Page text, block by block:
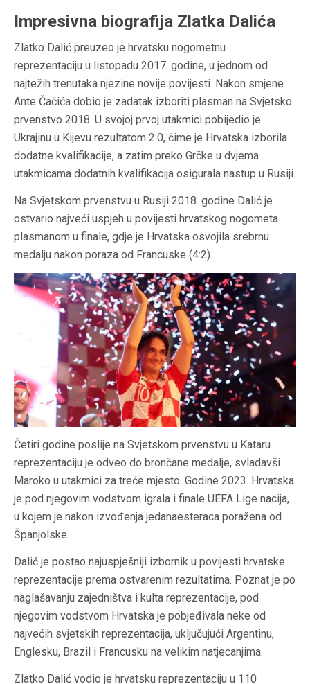
Impresivna biografija Zlatka Dalića
Zlatko Dalić preuzeo je hrvatsku nogometnu
reprezentaciju u listopadu 2017. godine, u jednom od
najtežih trenutaka njezine novije povijesti. Nakon smjene
Ante Čačića dobio je zadatak izboriti plasman na Svjetsko
prvenstvo 2018. U svojoj prvoj utakmici pobijedio je
Ukrajinu u Kijevu rezultatom 2:0, čime je Hrvatska izborila
dodatne kvalifikacije, a zatim preko Grčke u dvjema
utakmicama dodatnih kvalifikacija osigurala nastup u Rusiji.
Na Svjetskom prvenstvu u Rusiji 2018. godine Dalić je
ostvario najveći uspjeh u povijesti hrvatskog nogometa
plasmanom u finale, gdje je Hrvatska osvojila srebrnu
medalju nakon poraza od Francuske (4:2).
Četiri godine poslije na Svjetskom prvenstvu u Kataru
reprezentaciju je odveo do brončane medalje, svladavši
Maroko u utakmici za treće mjesto. Godine 2023. Hrvatska
je pod njegovim vodstvom igrala i finale UEFA Lige nacija,
u kojem je nakon izvođenja jedanaesteraca poražena od
Španjolske.
Dalić je postao najuspješniji izbornik u povijesti hrvatske
reprezentacije prema ostvarenim rezultatima. Poznat je po
naglašavanju zajedništva i kulta reprezentacije, pod
njegovim vodstvom Hrvatska je pobjeđivala neke od
najvećih svjetskih reprezentacija, uključujući Argentinu,
Englesku, Brazil i Francusku na velikim natjecanjima.
Zlatko Dalić vodio je hrvatsku reprezentaciju u 110